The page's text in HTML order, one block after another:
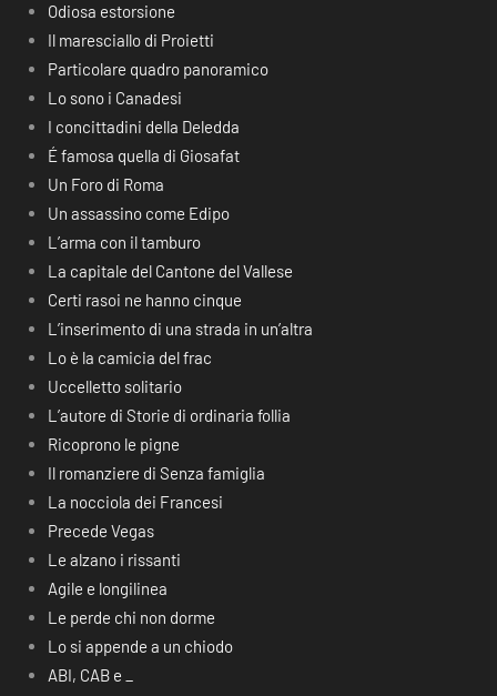
Odiosa estorsione
Il maresciallo di Proietti
Particolare quadro panoramico
Lo sono i Canadesi
I concittadini della Deledda
É famosa quella di Giosafat
Un Foro di Roma
Un assassino come Edipo
L’arma con il tamburo
La capitale del Cantone del Vallese
Certi rasoi ne hanno cinque
L’inserimento di una strada in un’altra
Lo è la camicia del frac
Uccelletto solitario
L’autore di Storie di ordinaria follia
Ricoprono le pigne
Il romanziere di Senza famiglia
La nocciola dei Francesi
Precede Vegas
Le alzano i rissanti
Agile e longilinea
Le perde chi non dorme
Lo si appende a un chiodo
ABI, CAB e _